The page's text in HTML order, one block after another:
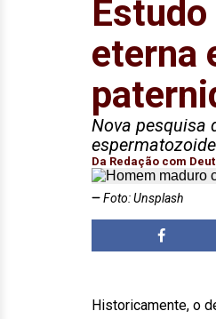
eterna
Nova pesquisa
Da Redação com
Foto: Unsplash
Historicamente, o